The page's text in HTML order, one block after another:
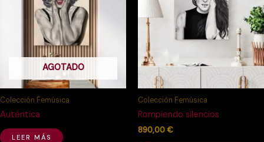
AGOTADO
Colección Femúsica
Auténtica
LEER MÁS
Colección Femúsica
Rompiendo silencios
890,00€